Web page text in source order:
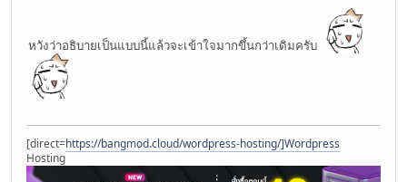
หวังว่าอธิบายเป็นแบบนี้แล้วจะเข้าใจมากขึ้นกว่าเดิมครับ
[direct=https://bangmod.cloud/wordpress-hosting/]Wordpress
Hosting